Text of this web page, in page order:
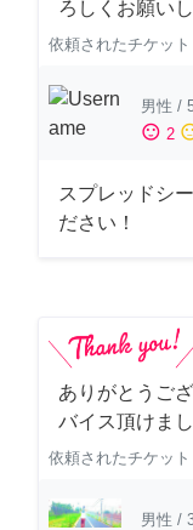
ろしくお願いし
依頼されたチケット
男性 /
sentiment_satisfied 2
スプレッドシ
ださい！
ありがとうご
バイス頂けまし
依頼されたチケット
男性 /